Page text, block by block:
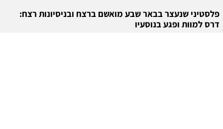
פלסטיני שנעצר בבאר שבע מואשם ברצח ובניסיונות רצח:
דרס למוות ופגע בנוסעיו